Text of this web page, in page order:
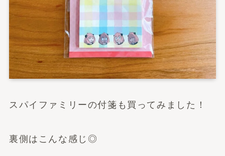
スパイファミリーの付箋も買ってみました！
裏側はこんな感じ◎